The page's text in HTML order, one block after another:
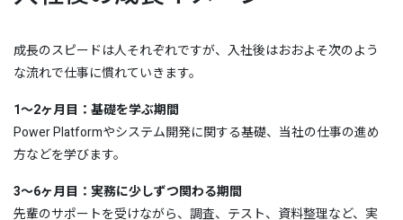
成長のスピードは人それぞれですが、入社後はおおよそ次のよう
な流れで仕事に慣れていきます。
1〜2ヶ月目：基礎を学ぶ期間
Power Platformやシステム開発に関する基礎、当社の仕事の進め
方などを学びます。
3〜6ヶ月目：実務に少しずつ関わる期間
先輩のサポートを受けながら、調査、テスト、資料整理など、実